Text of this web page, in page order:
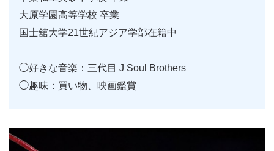
大原学園高等学校 卒業
国士舘大学21世紀アジア学部在籍中
◯好きな音楽：三代目 J Soul Brothers
◯趣味：買い物、映画鑑賞